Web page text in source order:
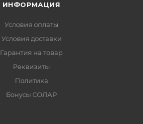
ИНФОРМАЦИЯ
Условия оплаты
Условия доставки
Гарантия на товар
Реквизиты
Политика
Бонусы СОЛАР